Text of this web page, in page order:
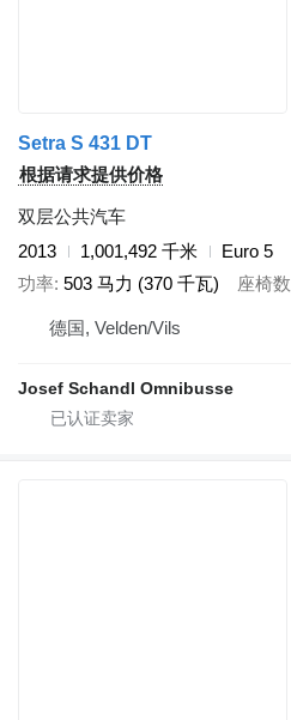
Setra S 431 DT
根据请求提供价格
双层公共汽车
2013
1,001,492 千米
Euro 5
功率 503 马力 (370 千瓦) 座椅数
德国, Velden/Vils
Josef Schandl Omnibusse